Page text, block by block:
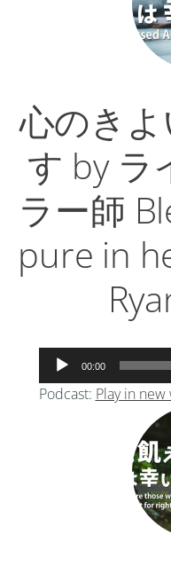
心のき
す by ラ
ラー師
pure in
声
プ
00:00
Podcast: Play in